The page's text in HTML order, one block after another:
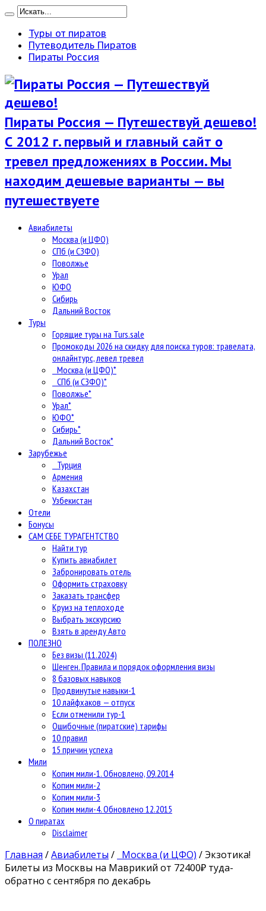
Туры от пиратов
Путеводитель Пиратов
Пираты Россия
Пираты Россия — Путешествуй дешево!
С 2012 г. первый и главный сайт о
тревел предложениях в России. Мы
находим дешевые варианты — вы
путешествуете
Авиабилеты
Москва (и ЦФО)
СПб (и СЗФО)
Поволжье
Урал
ЮФО
Сибирь
Дальний Восток
Туры
Горящие туры на Turs.sale
Промокоды 2026 на скидку для поиска туров: травелата,
онлайнтурс, левел тревел
Москва (и ЦФО)*
СПб (и СЗФО)*
Поволжье*
Урал*
ЮФО*
Сибирь*
Дальний Восток*
Зарубежье
Турция
Армения
Казахстан
Узбекистан
Отели
Бонусы
САМ СЕБЕ ТУРАГЕНТСТВО
Найти тур
Купить авиабилет
Забронировать отель
Оформить страховку
Заказать трансфер
Круиз на теплоходе
Выбрать экскурсию
Взять в аренду Авто
ПОЛЕЗНО
Без визы (11.2024)
Шенген. Правила и порядок оформления визы
8 базовых навыков
Продвинутые навыки-1
10 лайфхаков — отпуск
Если отменили тур-1
Ошибочные (пиратские) тарифы
10 правил
15 причин успеха
Мили
Копим мили-1. Обновлено, 09.2014
Копим мили-2
Копим мили-3
Копим мили-4. Обновлено 12.2015
О пиратах
Disclaimer
Главная /Авиабилеты / Москва (и ЦФО) /Экзотика!
Билеты из Москвы на Маврикий от 72400₽ туда-
обратно с сентября по декабрь